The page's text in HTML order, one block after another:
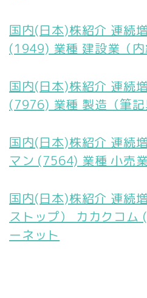
国内(日本)株紹介 連続
(1949) 業種 建設業（内
国内(日本)株紹介 連続
(7976) 業種 製造（筆記
国内(日本)株紹介 連続
マン (7564) 業種 小売業
国内(日本)株紹介 連続
ストップ） カカクコム
ーネット